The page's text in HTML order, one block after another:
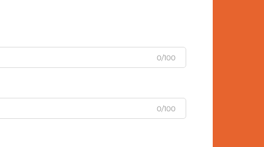
0/100
0/100